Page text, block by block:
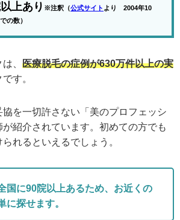
上あり ※注釈（公式サイト より 2004年10
の数）
、 医療脱毛の症例が630万件以上の実
す。
を一切許さない「美のプロフェッシ
が紹介されています。初めての方でも
れるといえるでしょう。
国に90院以上あるため、お近くの
に探せます。